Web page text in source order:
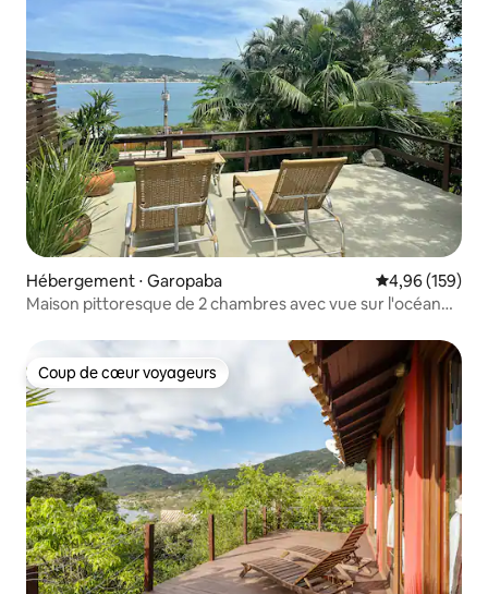
Hébergement ⋅ Garopaba Évaluation
4,96 (159)
Maison pittoresque de 2 chambres avec vue sur l'océan
Coup de cœur voyageurs
Coup de cœur voyageurs